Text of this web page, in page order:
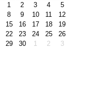
1 2 3 4
5
8 9 10 11
12
15 16 17 18
19
22 23 24 25
26
29 30 1 2 3